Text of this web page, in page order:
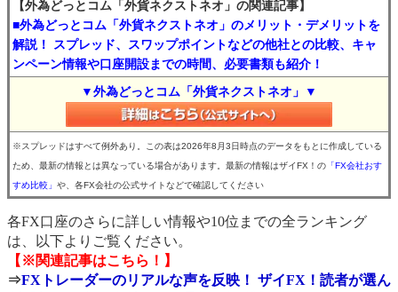
【外為どっとコム「外貨ネクストネオ」の関連記事】
■外為どっとコム「外貨ネクストネオ」のメリット・デメリットを
解説！ スプレッド、スワップポイントなどの他社との比較、キャ
ンペーン情報や口座開設までの時間、必要書類も紹介！
▼外為どっとコム「外貨ネクストネオ」▼
※スプレッドはすべて例外あり。この表は2026年8月3日時点のデータをもとに作成している
ため、最新の情報とは異なっている場合があります。最新の情報はザイFX！の 「FX会社おす
すめ比較」 や、各FX会社の公式サイトなどで確認してください
各FX口座のさらに詳しい情報や10位までの全ランキング
は、以下よりご覧ください。
【※関連記事はこちら！】
⇒FXトレーダーのリアルな声を反映！ ザイFX！読者が選ん